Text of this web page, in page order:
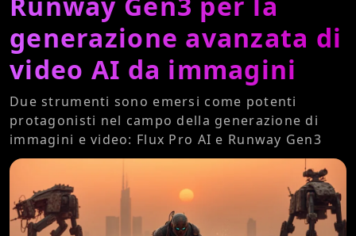
generazione avanzata di
video AI da immagini
Due strumenti sono emersi come potenti
protagonisti nel campo della generazione di
immagini e video: Flux Pro AI e Runway Gen3